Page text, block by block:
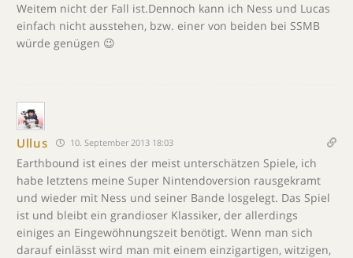
Weitem nicht der Fall ist.Dennoch kann ich Ness und Lucas
einfach nicht ausstehen, bzw. einer von beiden bei SSMB
würde genügen 😉
Ullus 10. September 2013 18:03
Earthbound ist eines der meist unterschätzen Spiele, ich
habe letztens meine Super Nintendoversion rausgekramt
und wieder mit Ness und seiner Bande losgelegt. Das Spiel
ist und bleibt ein grandioser Klassiker, der allerdings
einiges an Eingewöhnungszeit benötigt. Wenn man sich
darauf einlässt wird man mit einem einzigartigen, witzigen,